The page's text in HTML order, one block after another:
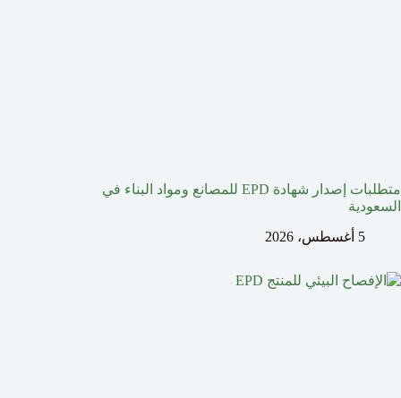
متطلبات إصدار شهادة EPD للمصانع ومواد البناء في
السعودية
5 أغسطس، 2026